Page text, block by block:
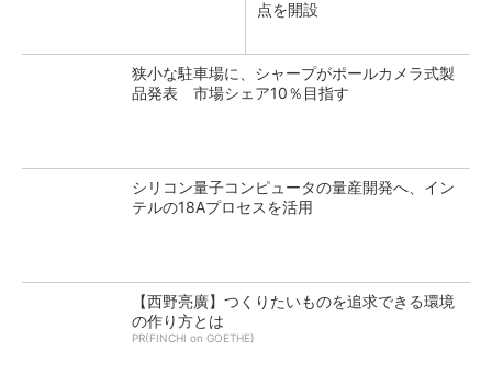
点を開設
狭小な駐車場に、シャープがポールカメラ式製
品発表 市場シェア10％目指す
シリコン量子コンピュータの量産開発へ、イン
テルの18Aプロセスを活用
【西野亮廣】つくりたいものを追求できる環境
の作り方とは
PR(FINCHI on GOETHE)